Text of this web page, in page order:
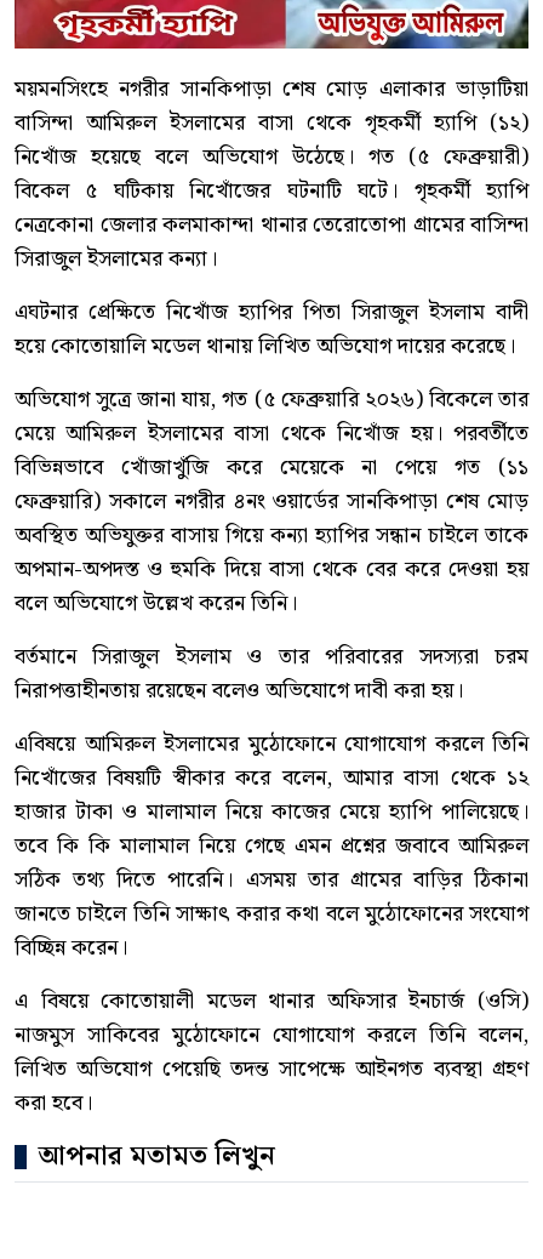
ময়মনসিংহে নগরীর সানকিপাড়া শেষ মোড় এলাকার ভাড়াটিয়া
বাসিন্দা আমিরুল ইসলামের বাসা থেকে গৃহকর্মী হ্যাপি (১২)
নিখোঁজ হয়েছে বলে অভিযোগ উঠেছে। গত (৫ ফেব্রুয়ারী)
বিকেল ৫ ঘটিকায় নিখোঁজের ঘটনাটি ঘটে। গৃহকর্মী হ্যাপি
নেত্রকোনা জেলার কলমাকান্দা থানার তেরোতোপা গ্রামের বাসিন্দা
সিরাজুল ইসলামের কন্যা।
এঘটনার প্রেক্ষিতে নিখোঁজ হ্যাপির পিতা সিরাজুল ইসলাম বাদী
হয়ে কোতোয়ালি মডেল থানায় লিখিত অভিযোগ দায়ের করেছে।
অভিযোগ সুত্রে জানা যায়, গত (৫ ফেব্রুয়ারি ২০২৬) বিকেলে তার
মেয়ে আমিরুল ইসলামের বাসা থেকে নিখোঁজ হয়। পরবর্তীতে
বিভিন্নভাবে খোঁজাখুঁজি করে মেয়েকে না পেয়ে গত (১১
ফেব্রুয়ারি) সকালে নগরীর ৪নং ওয়ার্ডের সানকিপাড়া শেষ মোড়
অবস্থিত অভিযুক্তর বাসায় গিয়ে কন্যা হ্যাপির সন্ধান চাইলে তাকে
অপমান-অপদস্ত ও হুমকি দিয়ে বাসা থেকে বের করে দেওয়া হয়
বলে অভিযোগে উল্লেখ করেন তিনি।
বর্তমানে সিরাজুল ইসলাম ও তার পরিবারের সদস্যরা চরম
নিরাপত্তাহীনতায় রয়েছেন বলেও অভিযোগে দাবী করা হয়।
এবিষয়ে আমিরুল ইসলামের মুঠোফোনে যোগাযোগ করলে তিনি
নিখোঁজের বিষয়টি স্বীকার করে বলেন, আমার বাসা থেকে ১২
হাজার টাকা ও মালামাল নিয়ে কাজের মেয়ে হ্যাপি পালিয়েছে।
তবে কি কি মালামাল নিয়ে গেছে এমন প্রশ্নের জবাবে আমিরুল
সঠিক তথ্য দিতে পারেনি। এসময় তার গ্রামের বাড়ির ঠিকানা
জানতে চাইলে তিনি সাক্ষাৎ করার কথা বলে মুঠোফোনের সংযোগ
বিচ্ছিন্ন করেন।
এ বিষয়ে কোতোয়ালী মডেল থানার অফিসার ইনচার্জ (ওসি)
নাজমুস সাকিবের মুঠোফোনে যোগাযোগ করলে তিনি বলেন,
লিখিত অভিযোগ পেয়েছি তদন্ত সাপেক্ষে আইনগত ব্যবস্থা গ্রহণ
করা হবে।
আপনার মতামত লিখুন